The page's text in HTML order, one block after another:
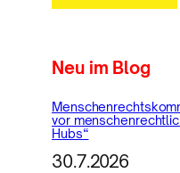
Neu im Blog
vor
Hubs“
30.7.2026